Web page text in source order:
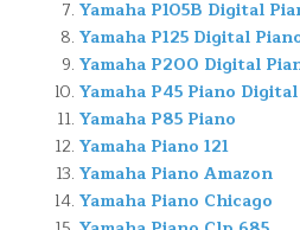
Yamaha P105B Digital
Yamaha P125 Digital
Yamaha P200 Digital
Yamaha P45 Piano Digital
Yamaha P85 Piano
Yamaha Piano 121
Yamaha Piano Amazon
Yamaha Piano Chicago